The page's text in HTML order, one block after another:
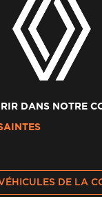
DANS NOTRE
DE LA